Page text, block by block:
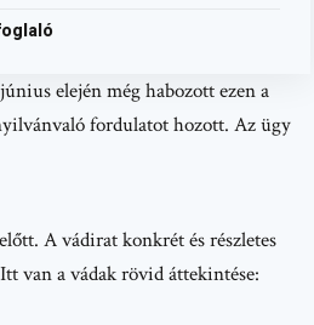
elején még habozott ezen a
fordulatot hozott. Az ügy
A vádirat konkrét és részletes
van a vádak rövid áttekintése: